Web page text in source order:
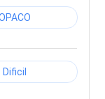
Dificil